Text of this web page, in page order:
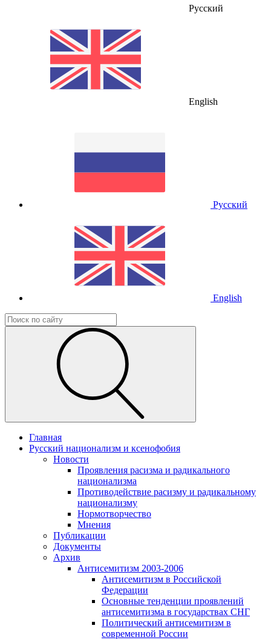
Русский
English
Русский
English
Главная
Русский национализм и ксенофобия
Новости
Проявления расизма и радикального
национализма
Противодействие расизму и радикальному
национализму
Нормотворчество
Мнения
Публикации
Документы
Архив
Антисемитизм 2003-2006
Антисемитизм в Российской
Федерации
Основные тенденции проявлений
антисемитизма в государствах СНГ
Политический антисемитизм в
современной России